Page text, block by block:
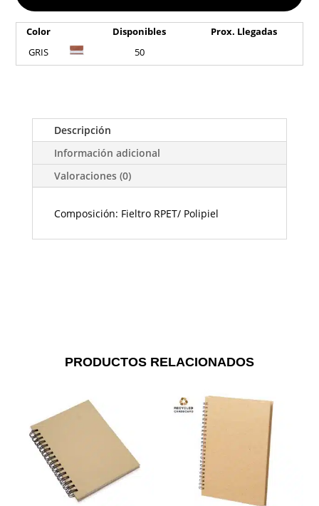
Color Disponibles
Prox. Llegadas
GRIS
50
Descripción
Información adicional
Valoraciones (0)
Composición: Fieltro RPET/ Polipiel
PRODUCTOS RELACIONADOS